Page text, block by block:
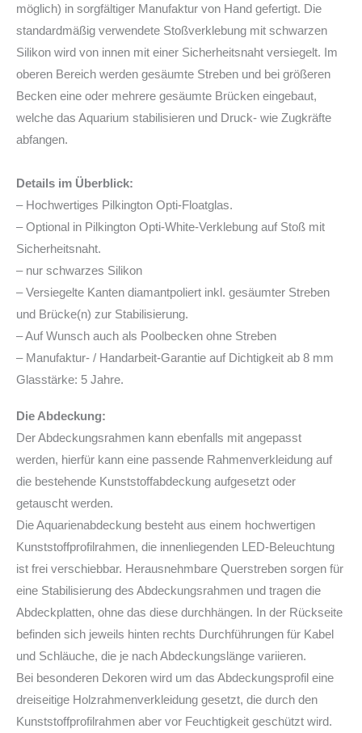
möglich) in sorgfältiger Manufaktur von Hand gefertigt. Die
standardmäßig verwendete Stoßverklebung mit schwarzen
Silikon wird von innen mit einer Sicherheitsnaht versiegelt. Im
oberen Bereich werden gesäumte Streben und bei größeren
Becken eine oder mehrere gesäumte Brücken eingebaut,
welche das Aquarium stabilisieren und Druck- wie Zugkräfte
abfangen.
Details im Überblick:
– Hochwertiges Pilkington Opti-Floatglas.
– Optional in Pilkington Opti-White-Verklebung auf Stoß mit
Sicherheitsnaht.
– nur schwarzes Silikon
– Versiegelte Kanten diamantpoliert inkl. gesäumter Streben
und Brücke(n) zur Stabilisierung.
– Auf Wunsch auch als Poolbecken ohne Streben
– Manufaktur- / Handarbeit-Garantie auf Dichtigkeit ab 8 mm
Glasstärke: 5 Jahre.
Die Abdeckung:
Der Abdeckungsrahmen kann ebenfalls mit angepasst
werden, hierfür kann eine passende Rahmenverkleidung auf
die bestehende Kunststoffabdeckung aufgesetzt oder
getauscht werden.
Die Aquarienabdeckung besteht aus einem hochwertigen
Kunststoffprofilrahmen, die innenliegenden LED-Beleuchtung
ist frei verschiebbar. Herausnehmbare Querstreben sorgen für
eine Stabilisierung des Abdeckungsrahmen und tragen die
Abdeckplatten, ohne das diese durchhängen. In der Rückseite
befinden sich jeweils hinten rechts Durchführungen für Kabel
und Schläuche, die je nach Abdeckungslänge variieren.
Bei besonderen Dekoren wird um das Abdeckungsprofil eine
dreiseitige Holzrahmenverkleidung gesetzt, die durch den
Kunststoffprofilrahmen aber vor Feuchtigkeit geschützt wird.